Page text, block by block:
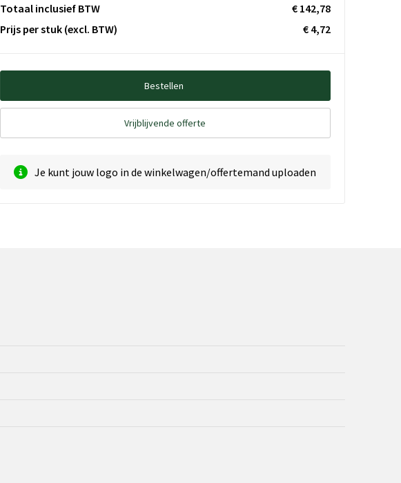
Totaal inclusief BTW
€ 142,78
Prijs per stuk (excl. BTW) € 4,72
Bestellen
Vrijblijvende offerte
Je kunt jouw logo in de winkelwagen/offertemand uploaden